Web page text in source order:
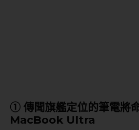
① 傳聞旗艦定位的筆電將
MacBook Ultra